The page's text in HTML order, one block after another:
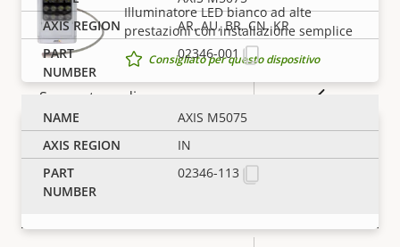
Audio
Descrizione
della
proprietà
della
proprietà
Supporto audio
Microfono incorporato
Illuminatore LED bianco ad alte
prestazioni con installazione semplice
Consigliato per questo dispositivo
AXIS T90D25 W-LED
Illuminatore LED bianco ad alte
prestazioni con installazione semplice
AR, AU, BR, CN, KR
02346-001
AXIS M5075
IN
02346-113